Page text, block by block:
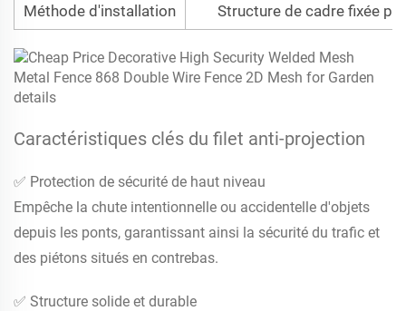
Méthode d'installation
Structure de cadre fixée
Caractéristiques clés du filet anti-projection
✅ Protection de sécurité de haut niveau
Empêche la chute intentionnelle ou accidentelle d'objets
depuis les ponts, garantissant ainsi la sécurité du trafic et
des piétons situés en contrebas.
✅ Structure solide et durable